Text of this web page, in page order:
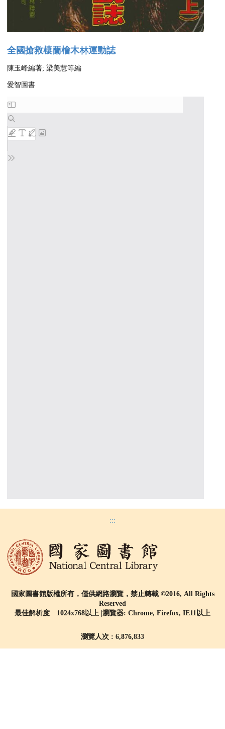
全國搶救棲蘭檜木林運動誌
陳玉峰編著; 梁美慧等編
愛智圖書
:::
國家圖書館版權所有，僅供網路瀏覽，禁止轉載 ©2016, All Rights
Reserved
最佳解析度 1024x768以上 |瀏覽器: Chrome, Firefox, IE11以上
瀏覽人次 : 6,876,833